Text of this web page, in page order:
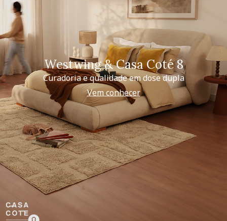
Westwing & Casa Coté 8
Curadoria e qualidade em dose dupla
Vem conhecer